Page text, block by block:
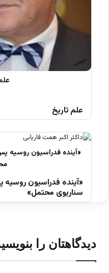
علم تاریخ
«آینده فدراسیون
سناریوی محتمل»
دیدگاهتان را